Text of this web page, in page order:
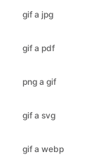
png a gif
gif a svg
gif a webp
heic a bmp
heic a gif